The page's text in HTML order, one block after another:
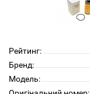
Рейтинг:
Бренд:
Модель: